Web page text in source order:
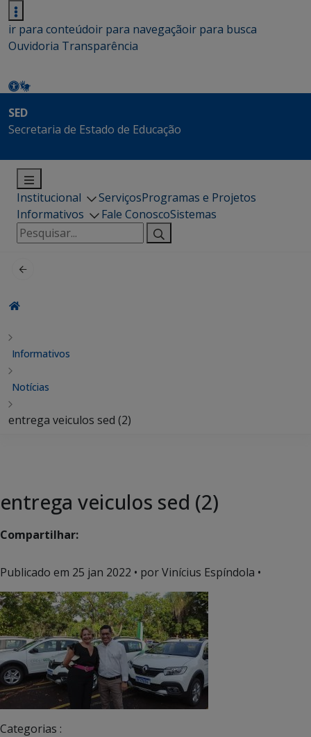
ir para conteúdoir para navegaçãoir para busca
Ouvidoria Transparência
SED
Secretaria de Estado de Educação
Institucional ServiçosProgramas e Projetos
Informativos
Fale ConoscoSistemas
Pesquisar
por:
Informativos
Notícias
entrega veiculos sed (2)
entrega veiculos sed (2)
Compartilhar:
Publicado em 25 jan 2022 • por Vinícius Espíndola •
Categorias :